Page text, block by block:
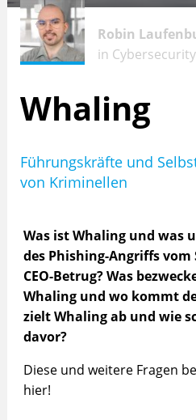
Robin
in Cybersecurity
Whaling
Führungskräfte und
von Kriminellen
Was ist Whaling und was
des Phishing-Angriffs vom
CEO-Betrug? Was
Whaling und wo kommt
zielt Whaling ab und wie
davor?
Diese und weitere Fragen
hier!